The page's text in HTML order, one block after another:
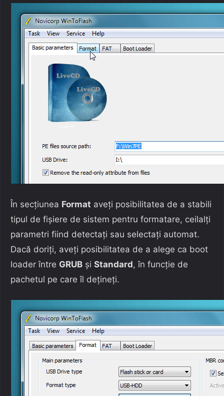
În secțiunea Format aveți posibilitatea de a stabili
tipul de fișiere de sistem pentru formatare, ceilalți
parametri fiind detectați sau selectați automat.
Dacă doriți, aveți posibilitatea de a alege ca boot
loader între GRUB și Standard, în funcție de
pachetul pe care îl dețineți.